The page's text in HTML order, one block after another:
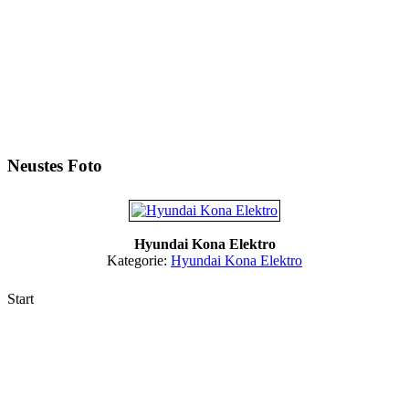
Neustes Foto
Hyundai Kona Elektro
Kategorie: Hyundai Kona Elektro
Start